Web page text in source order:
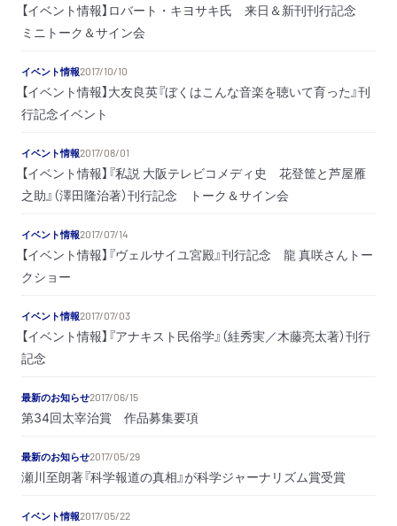
【イベント情報】ロバート・キヨサキ氏 来日＆新刊刊行記念
ミニトーク＆サイン会
イベント情報2017/10/10
【イベント情報】大友良英『ぼくはこんな音楽を聴いて育った』刊
行記念イベント
イベント情報2017/08/01
【イベント情報】『私説 大阪テレビコメディ史 花登筐と芦屋雁
之助』（澤田隆治著）刊行記念 トーク＆サイン会
イベント情報2017/07/14
【イベント情報】『ヴェルサイユ宮殿』刊行記念 龍 真咲さんトー
クショー
イベント情報2017/07/03
【イベント情報】『アナキスト民俗学』（絓秀実／木藤亮太著）刊行
記念
最新のお知らせ2017/06/15
第34回太宰治賞 作品募集要項
最新のお知らせ2017/05/29
瀬川至朗著『科学報道の真相』が科学ジャーナリズム賞受賞
イベント情報2017/05/22